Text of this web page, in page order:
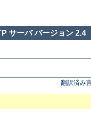
サーバ バージョン 2.4
翻訳済み